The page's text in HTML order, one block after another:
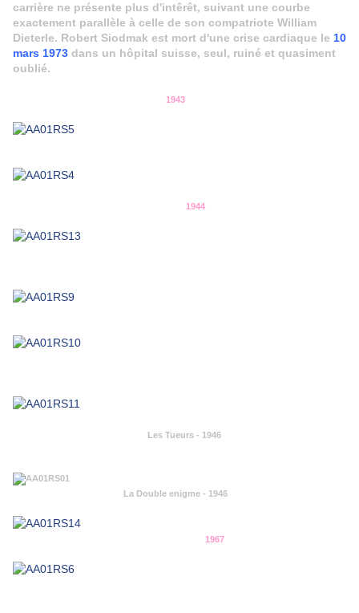
carrière ne présente plus d'intêrêt, suivant une courbe
exactement parallèle à celle de son compatriote William
Dieterle. Robert Siodmak est mort d'une crise cardiaque le 10
mars 1973 dans un hôpital suisse, seul, ruiné et quasiment
oublié.
1943
1944
Les Tueurs - 1946
La Double enigme - 1946
1967